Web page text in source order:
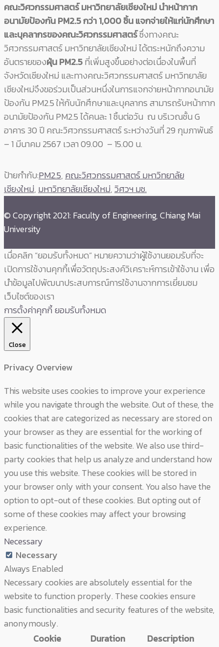
คณะวิศวกรรมศาสตร์ มหาวิทยาลัยเชียงใหม่ นำหน้ากาก
อนามัยป้องกัน PM2.5 กว่า 1,000 ชิ้น แจกจ่ายให้แก่นักศึกษา
และบุคลากรของคณะวิศวกรรมศาสตร์ซึ่งทางคณะ
วิศวกรรมศาสตร์ มหาวิทยาลัยเชียงใหม่ ได้ตระหนักถึงความ
อันตรายของฝุ่น PM2.5ที่เพิ่มสูงขึ้นอย่างต่อเนื่องในพื้นที่
จังหวัดเชียงใหม่ และทางคณะวิศวกรรมศาสตร์ มหาวิทยาลัย
เชียงใหม่จึงขอร่วมเป็นส่วนหนึ่งในการแจกจ่ายหน้ากากอนามัย
ป้องกัน PM2.5 ให้กับนักศึกษาและบุคลากร สามารถรับหน้ากาก
อนามัยป้องกัน PM2.5 ได้คนละ 1 ชิ้นต่อวัน ณ บริเวณชั้น G
อาคาร 30 ปี คณะวิศวกรรมศาสตร์ ระหว่างวันที่ 29 กุมภาพันธ์
– 1 มีนาคม 2567 เวลา 09.00 – 15.00 น.
ป้ายกำกับ:PM2.5, คณะวิศวกรรมศาสตร์ มหาวิทยาลัย
เชียงใหม่, มหาวิทยาลัยเชียงใหม่,วิศวฯ มช.
© Copyright 2021: Faculty of Engineering, Chiang Mai
University
เมื่อคลิก “ยอมรับทั้งหมด” หมายความว่าผู้ใช้งานยอมรับที่จะ
เปิดการใช้งานคุกกี้เพื่อวัตถุประสงค์วิเคราะห์การเข้าใช้งาน เพื่อ
นำข้อมูลไปพัฒนาประสบการณ์การใช้งานจากการเยี่ยมชม
เว็บไซต์ของเรา
การตั้งค่าคุกกี้ยอมรับทั้งหมด
Close
Privacy Overview
This website uses cookies to improve your experience
while you navigate through the website. Out of these, the
cookies that are categorized as necessary are stored on
your browser as they are essential for the working of
basic functionalities of the website. We also use third-
party cookies that help us analyze and understand how
you use this website. These cookies will be stored in
your browser only with your consent. You also have the
option to opt-out of these cookies. But opting out of
some of these cookies may affect your browsing
experience.
Necessary
Necessary
Always Enabled
Necessary cookies are absolutely essential for the
website to function properly. These cookies ensure
basic functionalities and security features of the website,
anonymously.
Cookie
Duration Description